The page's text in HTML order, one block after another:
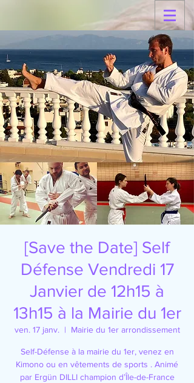
[Save the Date] Self
Défense Vendredi 17
Janvier de 12h15 à
13h15 à la Mairie du 1er
ven. 17 janv.
  |
Mairie du 1er arrondissement
Self-Défense à la mairie du 1er, venez en
Kimono ou en vêtements de sports . Animé
par Ergün DILLI champion d’Île-de-France